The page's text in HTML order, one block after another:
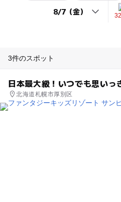
3件のスポット
日本最大級！いつでも思いっ
北海道札幌市厚別区